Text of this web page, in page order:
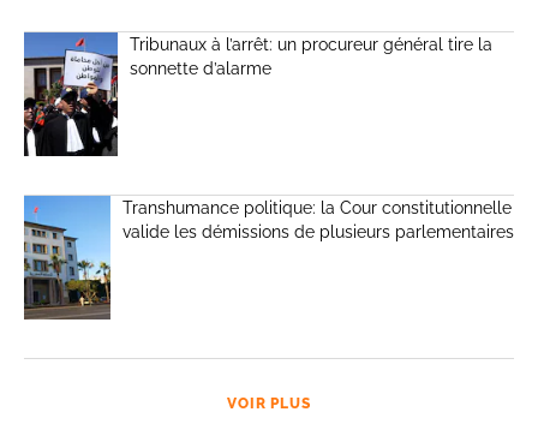
Tribunaux à l’arrêt: un procureur général tire la
sonnette d’alarme
Transhumance politique: la Cour constitutionnelle
valide les démissions de plusieurs parlementaires
VOIR PLUS